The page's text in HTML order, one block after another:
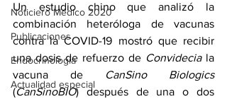
Noticiero Médico 2020
Publicaciones
Endocrinología
Actualidad especial
Un estudio chino que analizó la
combinación heteróloga de vacunas
contra la COVID-19 mostró que recibir
una dosis de refuerzo de Convidecia la
vacuna de
CanSino Biologics
(CanSinoBIO) después de una o dos